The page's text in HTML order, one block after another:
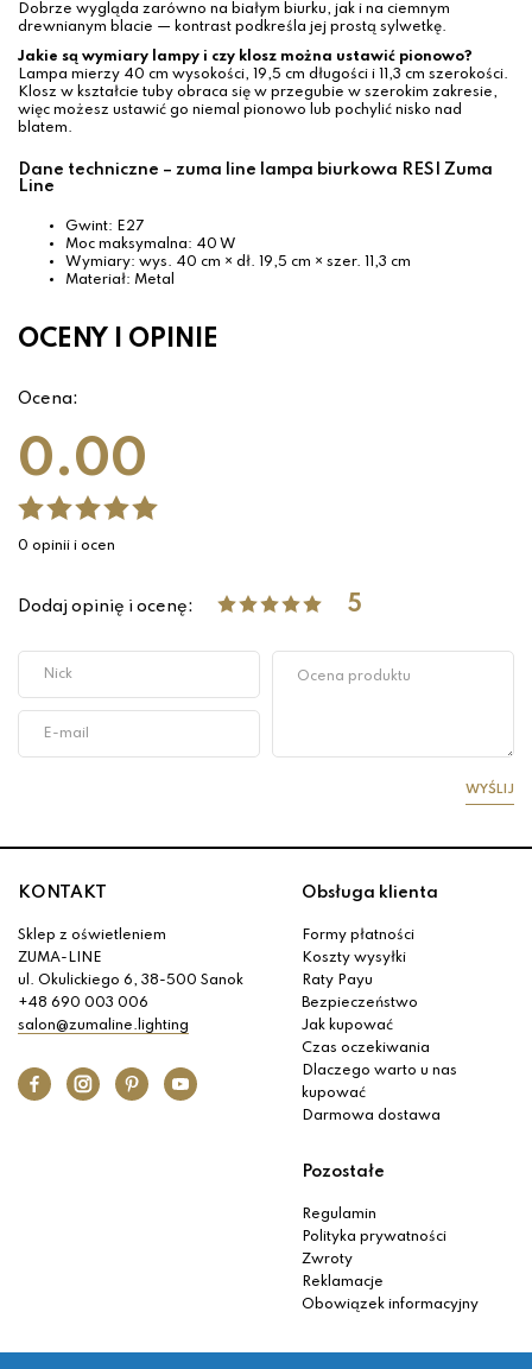
Dobrze wygląda zarówno na białym biurku, jak i na ciemnym
drewnianym blacie — kontrast podkreśla jej prostą sylwetkę.
Jakie są wymiary lampy i czy klosz można ustawić pionowo?
Lampa mierzy 40 cm wysokości, 19,5 cm długości i 11,3 cm szerokości.
Klosz w kształcie tuby obraca się w przegubie w szerokim zakresie,
więc możesz ustawić go niemal pionowo lub pochylić nisko nad
blatem.
Dane techniczne – zuma line lampa biurkowa RESI Zuma
Line
Gwint: E27
Moc maksymalna: 40 W
Wymiary: wys. 40 cm × dł. 19,5 cm × szer. 11,3 cm
Materiał: Metal
OCENY I OPINIE
Ocena:
0.00
0 opinii i ocen
Dodaj opinię i ocenę: 5
WYŚLIJ
KONTAKT
Sklep z oświetleniem
ZUMA-LINE
ul. Okulickiego 6, 38-500 Sanok
+48 690 003 006
salon@zumaline.lighting
Obsługa klienta
Formy płatności
Koszty wysyłki
Raty Payu
Bezpieczeństwo
Jak kupować
Czas oczekiwania
Dlaczego warto u nas
kupować
Darmowa dostawa
Pozostałe
Regulamin
Polityka prywatności
Zwroty
Reklamacje
Obowiązek informacyjny